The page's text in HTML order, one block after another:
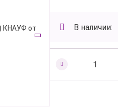
В наличии: